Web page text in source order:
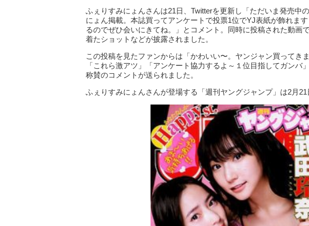
ふぇりすみにょんさんは21日、Twitterを更新し「ただいま発売中
にょん掲載。本誌買ってアンケートで投票1位でYJ表紙が飾れま
るのでぜひ会いにきてね。」とコメント。同時に投稿された動画
着たショットなどが披露されました。
この投稿を見たファンからは「かわいい〜。ヤンジャン買ってき
「これら激アツ」「アンケート協力するよ～１位目指してガンバ
称賛のコメントが送られました。
ふぇりすみにょんさんが登場する「週刊ヤングジャンプ」は2月21